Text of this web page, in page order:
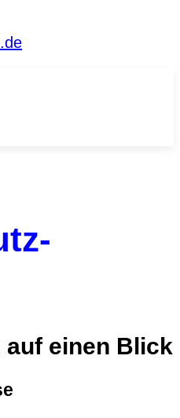
auf einen Blick